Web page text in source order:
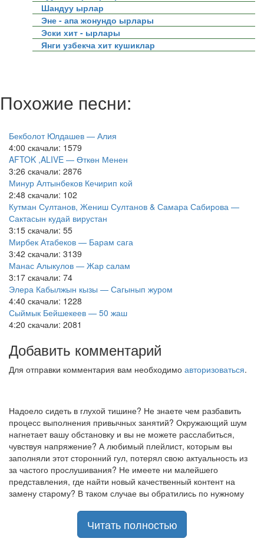
Шандуу ырлар
Эне - апа жонундо ырлары
Эски хит - ырлары
Янги узбекча хит кушиклар
Похожие песни:
Бекболот Юлдашев — Алия
4:00 скачали: 1579
AFTOK ,ALIVE — Өткөн Менен
3:26 скачали: 2876
Минур Алтынбеков Кечирип кой
2:48 скачали: 102
Кутман Султанов, Жениш Султанов & Самара Сабирова —
Сактасын кудай вирустан
3:15 скачали: 55
Мирбек Атабеков — Барам сага
3:42 скачали: 3139
Манас Алыкулов — Жар салам
3:17 скачали: 74
Элера Кабылжын кызы — Сагынып журом
4:40 скачали: 1228
Сыймык Бейшекеев — 50 жаш
4:20 скачали: 2081
Добавить комментарий
Для отправки комментария вам необходимо авторизоваться.
Надоело сидеть в глухой тишине? Не знаете чем разбавить
процесс выполнения привычных занятий? Окружающий шум
нагнетает вашу обстановку и вы не можете расслабиться,
чувствуя напряжение? А любимый плейлист, которым вы
заполняли этот сторонний гул, потерял свою актуальность из
за частого прослушивания? Не имеете ни малейшего
представления, где найти новый качественный контент на
замену старому? В таком случае вы обратились по нужному
Музыкальный портал KGZ Musicс большой радостью
приветствует своих старых и новых слушателей! Специально
Читать полностью